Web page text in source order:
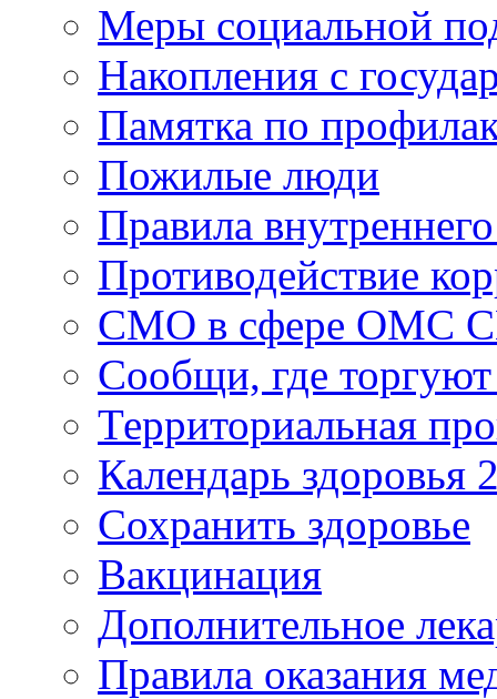
Меры социальной
Накопления с
Памятка по
Пожилые люди
Правила
Противодействие
СМО в сфере ОМС
Сообщи, где
Территориальная
Календарь здоровья
Сохранить здоровье
Вакцинация
Дополнительное
Правила оказания